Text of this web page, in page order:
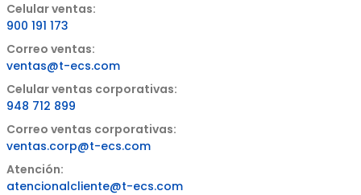
Celular ventas:
900 191 173
Correo ventas:
ventas@t-ecs.com
Celular ventas corporativas:
948 712 899
Correo ventas corporativas:
ventas.corp@t-ecs.com
Atención:
atencionalcliente@t-ecs.com